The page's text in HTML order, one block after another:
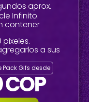
aprox.
Infinito.
contener
a sus
Pack Gifs desde